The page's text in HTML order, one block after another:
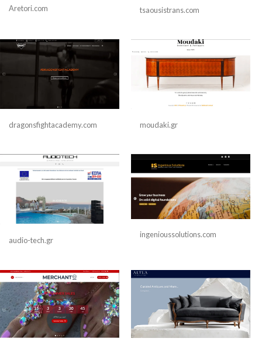
Aretori.com tsaousistrans.com
dragonsfightacademy.com moudaki.gr
audio-tech.gr
ingenioussolutions.com